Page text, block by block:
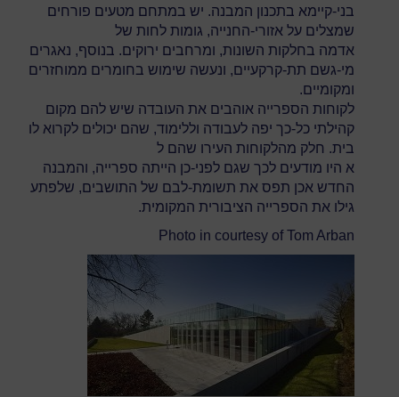
בני-קיימא בתכנון המבנה. יש במתחם מטעים פורחים
שמצלים על אזורי-החנייה, גומות לחות של
אדמה בחלקות השונות, ומרחבים ירוקים. בנוסף, נאגרים
מי-גשם תת-קרקעיים, ונעשה שימוש בחומרים ממוחזרים
ומקומיים.
לקוחות הספרייה אוהבים את העובדה שיש להם מקום
קהילתי כל-כך יפה לעבודה וללימוד, שהם יכולים לקרוא לו
בית. חלק מהלקוחות העירו שהם ל
א היו מודעים לכך שגם לפני-כן הייתה ספרייה, והמבנה
החדש אכן תפס את תשומת-לבם של התושבים, שלפתע
גילו את הספרייה הציבורית המקומית.
Photo in courtesy of Tom Arban